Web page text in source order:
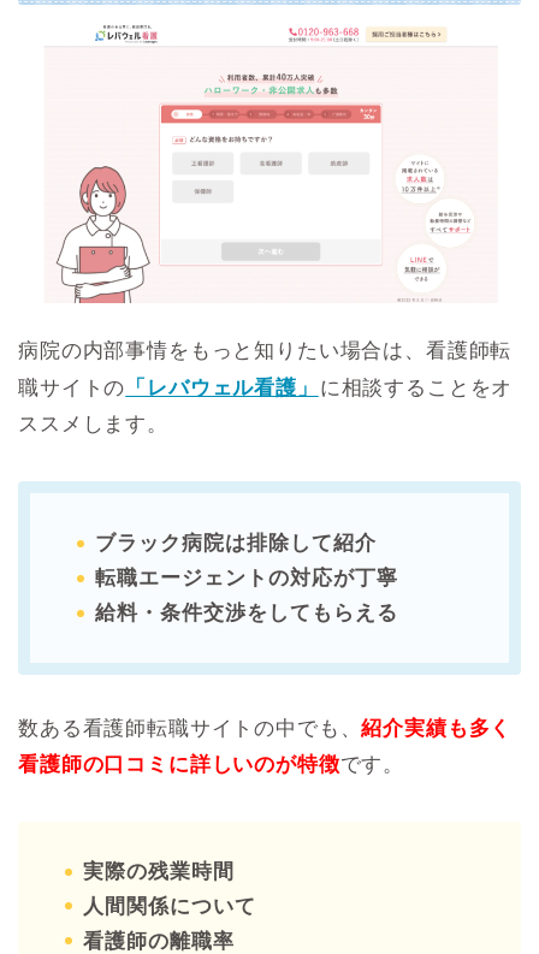
病院の内部事情をもっと知りたい場合は、看護師転
職サイトの 「レバウェル看護」
に相談することをオ
ススメします。
ブラック病院は排除して紹介
転職エージェントの対応が丁寧
給料・条件交渉をしてもらえる
数ある看護師転職サイトの中でも、紹介実績も多く
看護師の口コミに詳しいのが特徴です。
実際の残業時間
人間関係について
看護師の離職率